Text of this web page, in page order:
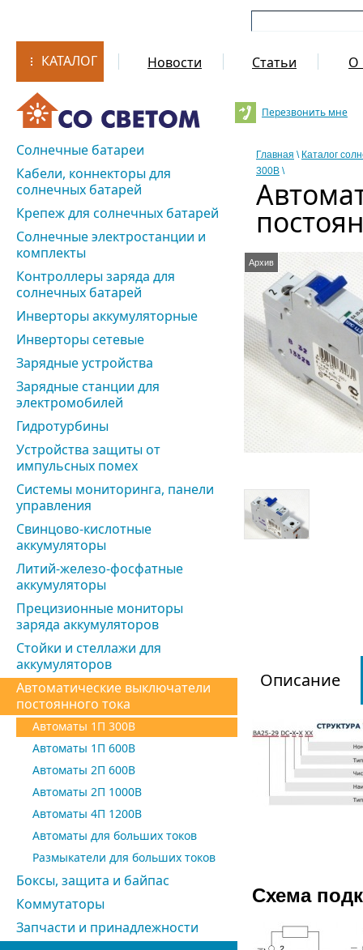
КАТАЛОГ Новости Статьи О
Перезвонить мне
Солнечные батареи
Кабели, коннекторы для
солнечных батарей
Крепеж для солнечных батарей
Солнечные электростанции и
комплекты
Контроллеры заряда для
солнечных батарей
Инверторы аккумуляторные
Инверторы сетевые
Зарядные устройства
Зарядные станции для
электромобилей
Гидротурбины
Устройства защиты от
импульсных помех
Системы мониторинга, панели
управления
Свинцово-кислотные
аккумуляторы
Литий-железо-фосфатные
аккумуляторы
Прецизионные мониторы
заряда аккумуляторов
Стойки и стеллажи для
аккумуляторов
Автоматические выключатели
постоянного тока
Автоматы 1П 300В
Автоматы 1П 600В
Автоматы 2П 600В
Автоматы 2П 1000В
Автоматы 4П 1200В
Автоматы для больших токов
Размыкатели для больших токов
Боксы, защита и байпас
Коммутаторы
Запчасти и принадлежности
Главная \ Каталог
300В \
Архив
Описание
Схема